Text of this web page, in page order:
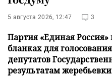
5 августа 2026, 12:47 3
Партия «Единая Россия»
бланках для
депутатов
результатам